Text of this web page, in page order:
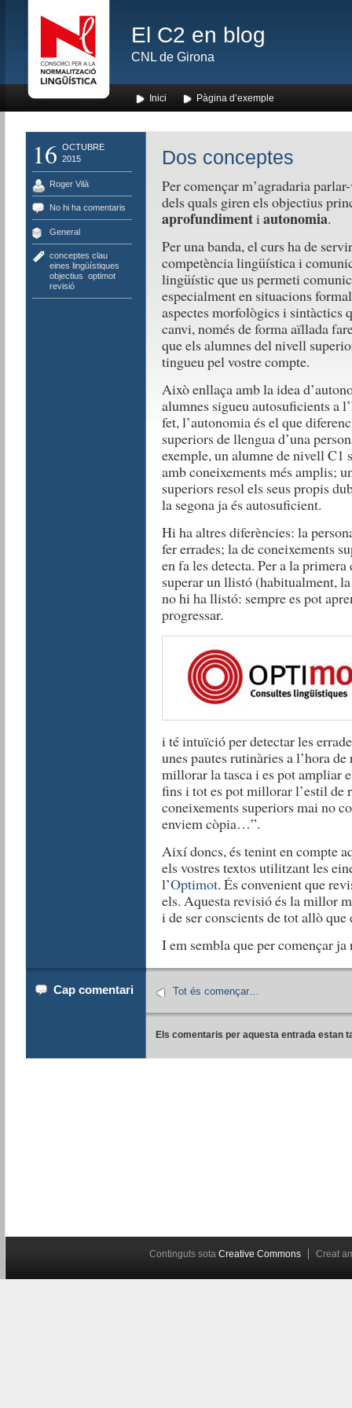
El C2 en blog
CNL de Girona
Inici Pàgina d’exemple
16 OCTUBRE
2015
Roger Vilà
No hi ha comentaris
General
conceptes clau,
eines lingüístiques
objectius optimot,
revisió
Dos conceptes
Per començar m’agradaria
dels quals giren els objectius
aprofundimentiautonomia.
Per una banda, el curs ha de
competència lingüística i
lingüístic que us permeti
especialment en situacions
aspectes morfològics i sintàctics
canvi, només de forma aïllada
que els alumnes del nivell
tingueu pel vostre compte.
Això enllaça amb la idea
alumnes sigueu autosuficients a
fet, l’autonomia és el que
superiors de llengua d’una
exemple, un alumne de nivell C1
amb coneixements més amplis;
superiors resol els seus propis
la segona ja és autosuficient.
Hi ha altres diferències: la
fer errades; la de coneixements
en fa les detecta. Per a la
superar un llistó (habitualment,
no hi ha llistó: sempre es pot
progressar.
i té intuïció per detectar les
unes pautes rutinàries a l’hora
millorar la tasca i es pot ampliar
fins i tot es pot millorar l’estil de
coneixements superiors mai no
enviem còpia…”.
Així doncs, és tenint en compte
els vostres textos utilitzant les
l’Optimot. És convenient que
els. Aquesta revisió és la millor
i de ser conscients de tot allò
I em sembla que per començar ja
Cap comentari Tot és començar…
Els comentaris per aquesta entrada estan
Continguts sota Creative Commons Creat